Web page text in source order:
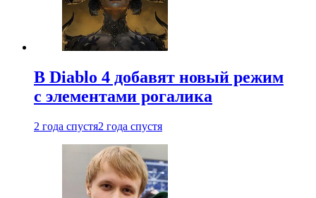
В Diablo 4 добавят новый режим
с элементами рогалика
2 года спустя2 года спустя